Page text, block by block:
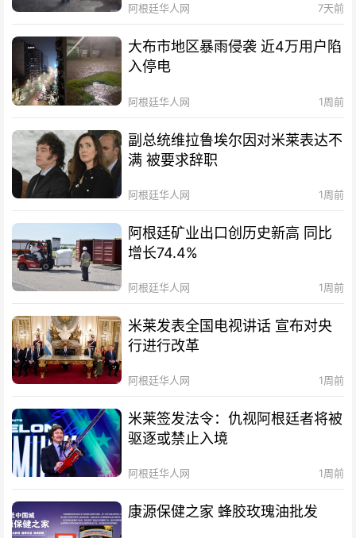
阿根廷华人网 7天前
大布市地区暴雨侵袭 近4万用户陷
入停电
阿根廷华人网 1周前
副总统维拉鲁埃尔因对米莱表达不
满 被要求辞职
阿根廷华人网 1周前
阿根廷矿业出口创历史新高 同比
增长74.4%
阿根廷华人网 1周前
米莱发表全国电视讲话 宣布对央
行进行改革
阿根廷华人网 1周前
米莱签发法令：仇视阿根廷者将被
驱逐或禁止入境
阿根廷华人网 1周前
康源保健之家 蜂胶玫瑰油批发